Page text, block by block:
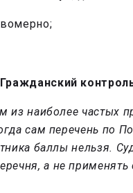
из наиболее
сам перечень
баллы нельзя.
а не